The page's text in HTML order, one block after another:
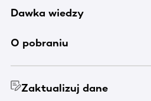
Dawka wiedzy
O pobraniu
Zaktualizuj dane